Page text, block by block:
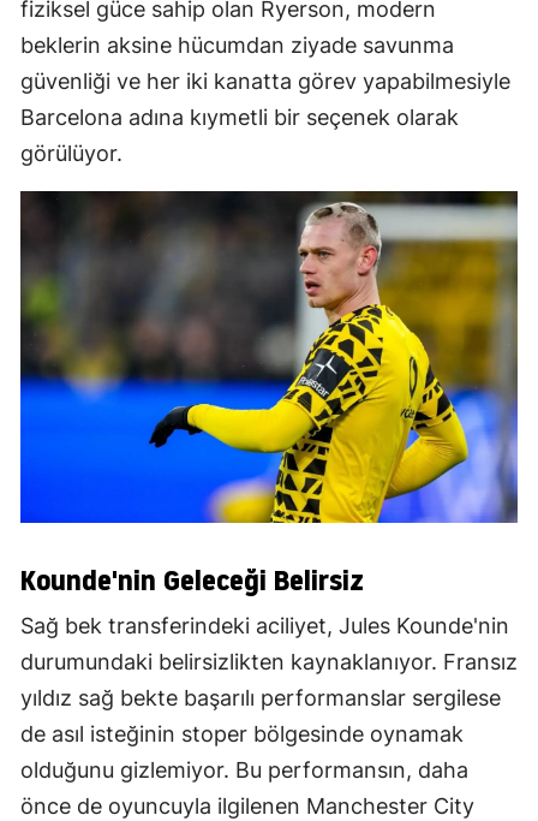
fiziksel güce sahip olan Ryerson, modern
beklerin aksine hücumdan ziyade savunma
güvenliği ve her iki kanatta görev yapabilmesiyle
Barcelona adına kıymetli bir seçenek olarak
görülüyor.
Kounde'nin Geleceği Belirsiz
Sağ bek transferindeki aciliyet, Jules Kounde'nin
durumundaki belirsizlikten kaynaklanıyor. Fransız
yıldız sağ bekte başarılı performanslar sergilese
de asıl isteğinin stoper bölgesinde oynamak
olduğunu gizlemiyor. Bu performansın, daha
önce de oyuncuyla ilgilenen Manchester City